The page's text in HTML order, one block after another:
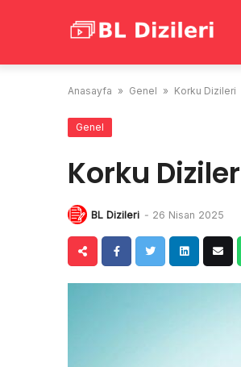
Anasayfa » Genel » Korku Dizileri
Genel
Korku
BL Dizileri - 26 Nisan 2025